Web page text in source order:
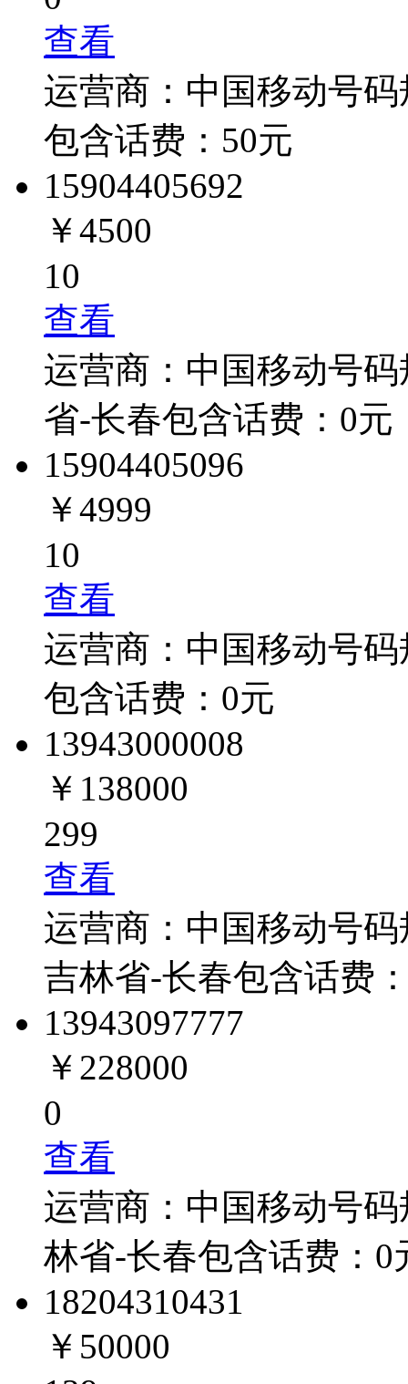
查看
运营商： 中国移动号码
包含话费： 50元
15904405692
￥4500
10
查看
运营商： 中国移动号码
省-长春包含话费： 0元
15904405096
￥4999
10
查看
运营商： 中国移动号码
包含话费： 0元
13943000008
￥138000
299
查看
运营商： 中国移动号
吉林省-长春包含话费
13943097777
￥228000
0
查看
运营商： 中国移动号
林省-长春包含话费： 0
18204310431
￥50000